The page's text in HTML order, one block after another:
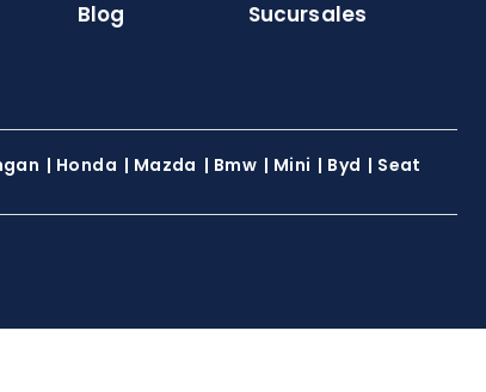
Blog Sucursales
| Honda | Mazda | Bmw | Mini | Byd | Seat